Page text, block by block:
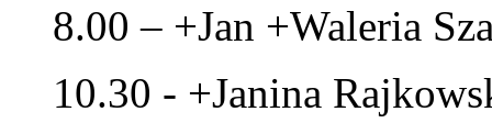
8.00 – +Jan +Waleria
10.30 - +Janina